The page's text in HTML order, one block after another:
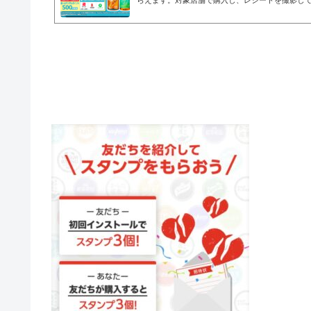
ースは6回まで応募可能なので最大35本1,000ptま